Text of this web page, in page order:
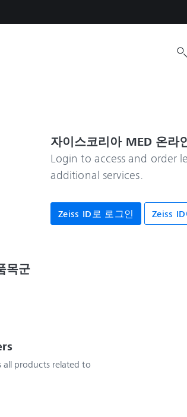
자이스코리아 MED 온라
Login to access and order
additional services.
Zeiss ID로 로그인 Zeiss
목군
all products related to